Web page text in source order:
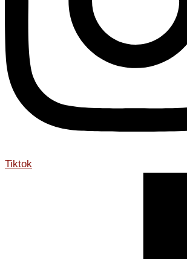
Tiktok